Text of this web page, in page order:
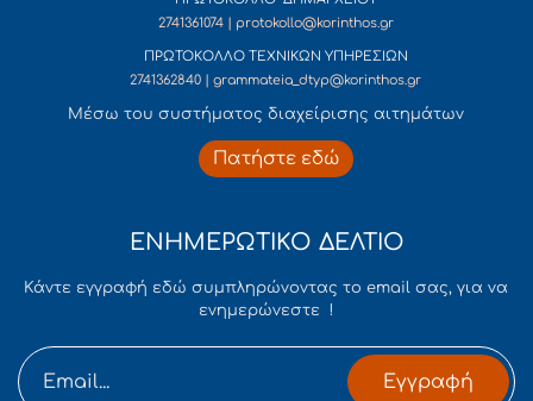
2741361074 | protokollo@korinthos.gr
ΠΡΩΤΟΚΟΛΛΟ ΤΕΧΝΙΚΩΝ ΥΠΗΡΕΣΙΩΝ
2741362840 | grammateia_dtyp@korinthos.gr
Mέσω του συστήματος διαχείρισης αιτημάτων
Πατήστε εδώ
ΕΝΗΜΕΡΩΤΙΚΟ ΔΕΛΤΙΟ
Κάντε εγγραφή εδώ συμπληρώνοντας το email σας, για να
ενημερώνεστε !
Εγγραφή